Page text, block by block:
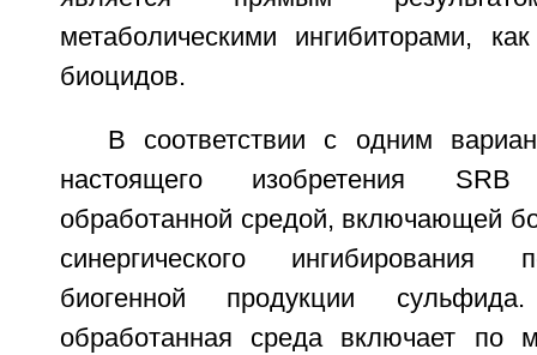
метаболическими ингибиторами,
биоцидов.
В соответствии с одним
настоящего изобретения
обработанной средой, включающей
синергического ингибирования
биогенной продукции сульфида.
обработанная среда включает по